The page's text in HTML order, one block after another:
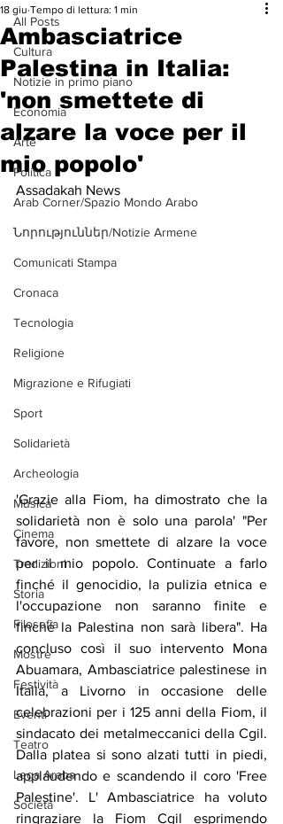
All Posts
Cultura
Notizie in primo piano
Economia
Arte
Politica
Arab Corner/Spazio Mondo Arabo
Նորություններ/Notizie Armene
Comunicati Stampa
Cronaca
Tecnologia
Religione
Migrazione e Rifugiati
Sport
Solidarietà
Archeologia
Musica
Cinema
Tradizioni
Storia
Filosofia
Mostre
Festività
Eventi
Teatro
Lega Araba
Società
Ambasciatrice
Palestina in Italia:
'non smettete di
alzare la voce per il
mio popolo'
18 giu Tempo di lettura: 1 min
Assadakah News
'Grazie alla Fiom, ha dimostrato che la
solidarietà non è solo una parola' "Per
favore, non smettete di alzare la voce
per il mio popolo. Continuate a farlo
finché il genocidio, la pulizia etnica e
l'occupazione non saranno finite e
finché la Palestina non sarà libera". Ha
concluso così il suo intervento Mona
Abuamara, Ambasciatrice palestinese in
Italia, a Livorno in occasione delle
celebrazioni per i 125 anni della Fiom, il
sindacato dei metalmeccanici della Cgil.
Dalla platea si sono alzati tutti in piedi,
applaudendo e scandendo il coro 'Free
Palestine'. L' Ambasciatrice ha voluto
ringraziare la Fiom Cgil esprimendo